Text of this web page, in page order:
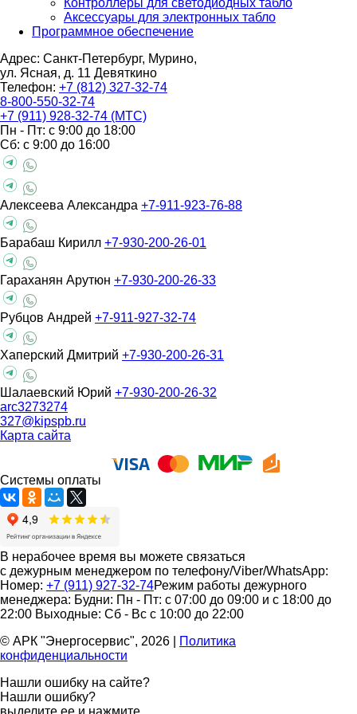
Аксессуары для электронных табло
Программное обеспечение
Адрес: Санкт-Петербург, Мурино,
ул. Ясная, д. 11 Девяткино
Телефон: +7 (812) 327-32-74
8-800-550-32-74
+7 (911) 928-32-74 (МТС)
Пн - Пт: с 9:00 до 18:00
Сб: с 9:00 до 16:00
Алексеева Александра +7-911-923-76-88
Барабаш Кирилл +7-930-200-26-01
Гараханян Арутюн +7-930-200-26-33
Рубцов Андрей +7-911-927-32-74
Хаперский Дмитрий +7-930-200-26-31
Шалаевский Юрий +7-930-200-26-32
arc3273274
327@kipspb.ru
Карта сайта
Системы оплаты
В нерабочее время вы можете связаться
с дежурным менеджером по телефону/Viber/WhatsApp:
Номер: +7 (911) 927-32-74Режим работы дежурного
менеджера: Будни: Пн - Пт: с 07:00 до 09:00 и с 18:00 до
22:00 Выходные: Сб - Вс с 10:00 до 22:00
© АРК "Энергосервис", 2026
Политика
конфиденциальности
Нашли ошибку на сайте?
Нашли ошибку?
выделите ее и нажмите